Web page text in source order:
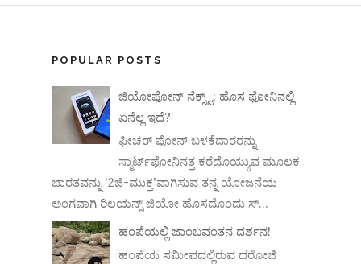
POPULAR POSTS
ಜಿಯೋಫೋನ್ ನೆಕ್ಸ್ಟ್: ಹೊಸ ಫೋನಿನಲ್ಲಿ
ಏನೆಲ್ಲ ಇದೆ?
ಫೀಚರ್ ಫೋನ್ ಬಳಕೆದಾರರನ್ನು
ಸ್ಮಾರ್ಟ್‌ಫೋನಿನತ್ತ ಕರೆದೊಯ್ಯುವ ಮೂಲಕ
ಭಾರತವನ್ನು '2ಜಿ-ಮುಕ್ತ'ವಾಗಿಸುವ ತನ್ನ ಯೋಜನೆಯ
ಅಂಗವಾಗಿ ರಿಲಯನ್ಸ್ ಜಿಯೋ ಹೊಸದೊಂದು ಸ್...
ಹಂಪೆಯಲ್ಲಿ ಜಾಂಬವಂತನ ದರ್ಶನ!
ಹಂಪೆಯ ಸಮೀಪದಲ್ಲಿರುವ ದರೋಜಿ